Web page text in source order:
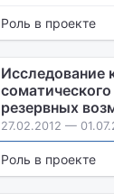
Роль в проекте
Исследование
резервных
27.02.2012 —
Роль в проекте